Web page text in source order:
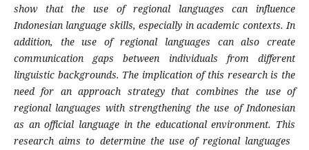
show that the use of regional languages ​​can influence
Indonesian language skills, especially in academic contexts. In
addition, the use of regional languages ​​can also create
communication gaps between individuals from different
linguistic backgrounds. The implication of this research is the
need for an approach strategy that combines the use of
regional languages ​​with strengthening the use of Indonesian
as an official language in the educational environment. This
research aims to determine the use of regional languages ​​